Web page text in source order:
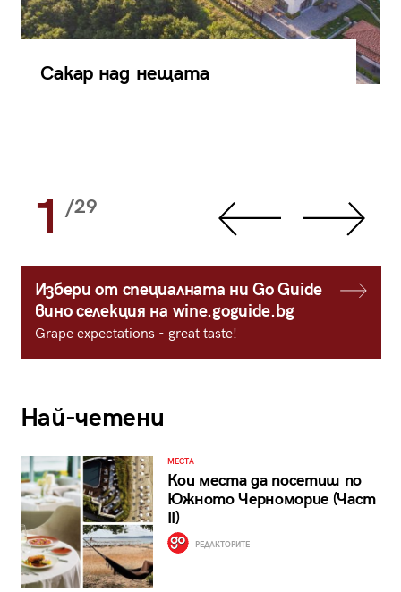
Сакар над нещата
1 /29
Избери от специалната ни Go Guide
вино селекция на wine.goguide.bg
Grape expectations - great taste!
Най-четени
МЕСТА
Кои места да посетиш по
Южното Черноморие (Част
II)
РЕДАКТОРИТЕ